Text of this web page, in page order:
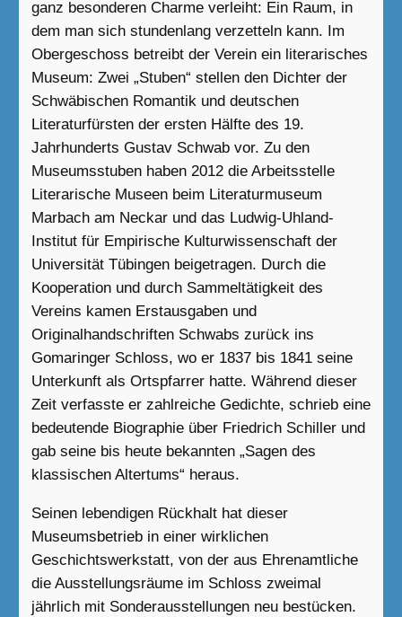
ganz besonderen Charme verleiht: Ein Raum, in
dem man sich stundenlang verzetteln kann. Im
Obergeschoss betreibt der Verein ein literarisches
Museum: Zwei „Stuben“ stellen den Dichter der
Schwäbischen Romantik und deutschen
Literaturfürsten der ersten Hälfte des 19.
Jahrhunderts Gustav Schwab vor. Zu den
Museumsstuben haben 2012 die Arbeitsstelle
Literarische Museen beim Literaturmuseum
Marbach am Neckar und das Ludwig-Uhland-
Institut für Empirische Kulturwissenschaft der
Universität Tübingen beigetragen. Durch die
Kooperation und durch Sammeltätigkeit des
Vereins kamen Erstausgaben und
Originalhandschriften Schwabs zurück ins
Gomaringer Schloss, wo er 1837 bis 1841 seine
Unterkunft als Ortspfarrer hatte. Während dieser
Zeit verfasste er zahlreiche Gedichte, schrieb eine
bedeutende Biographie über Friedrich Schiller und
gab seine bis heute bekannten „Sagen des
klassischen Altertums“ heraus.
Seinen lebendigen Rückhalt hat dieser
Museumsbetrieb in einer wirklichen
Geschichtswerkstatt, von der aus Ehrenamtliche
die Ausstellungsräume im Schloss zweimal
jährlich mit Sonderausstellungen neu bestücken.